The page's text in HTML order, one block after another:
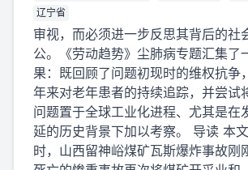
辽宁省
审视，而必须进一步反思其背后的社
公。《劳动趋势》尘肺病专题汇集了
果：既回顾了问题初现时的维权抗争
年来对老年患者的持续追踪，并尝试
问题置于全球工业化进程、尤其是在
延的历史背景下加以考察。 导读 本
时，山西留神峪煤矿瓦斯爆炸事故刚